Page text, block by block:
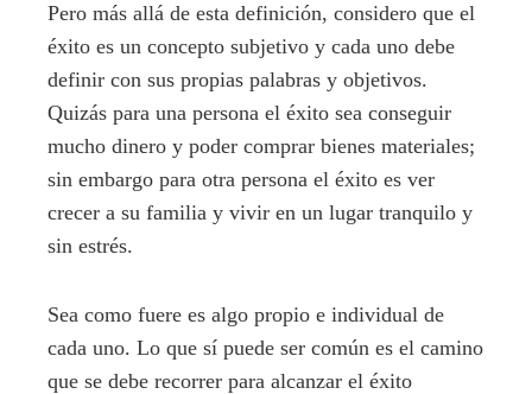
Pero más allá de esta definición, considero que el
éxito es un concepto subjetivo y cada uno debe
definir con sus propias palabras y objetivos.
Quizás para una persona el éxito sea conseguir
mucho dinero y poder comprar bienes materiales;
sin embargo para otra persona el éxito es ver
crecer a su familia y vivir en un lugar tranquilo y
sin estrés.
Sea como fuere es algo propio e individual de
cada uno. Lo que sí puede ser común es el camino
que se debe recorrer para alcanzar el éxito